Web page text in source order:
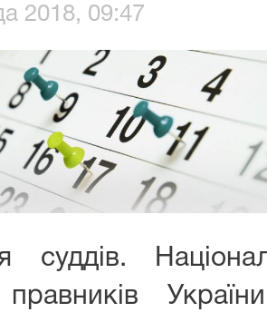
2018, 09:47
суддів.
правників